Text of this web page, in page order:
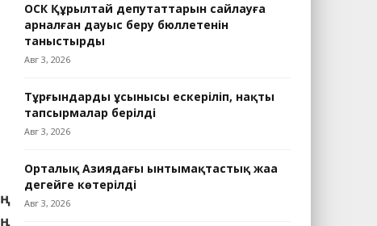
ОСК Құрылтай депутаттарын сайлауға
арналған дауыс беру бюллетенін
таныстырды
Авг 3, 2026
Тұрғындардың ұсынысы ескеріліп, нақты
тапсырмалар берілді
Авг 3, 2026
Орталық Азиядағы ынтымақтастық жаңа
деңгейге көтерілді
Авг 3, 2026